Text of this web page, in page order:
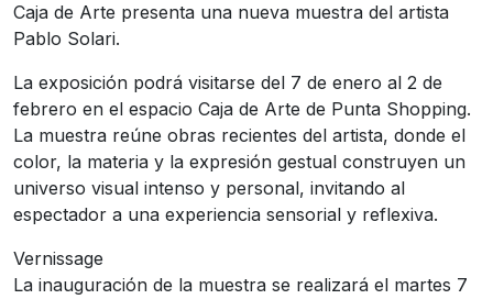
Caja de Arte presenta una nueva muestra del artista
Pablo Solari.
La exposición podrá visitarse del 7 de enero al 2 de
febrero en el espacio Caja de Arte de Punta Shopping.
La muestra reúne obras recientes del artista, donde el
color, la materia y la expresión gestual construyen un
universo visual intenso y personal, invitando al
espectador a una experiencia sensorial y reflexiva.
Vernissage
La inauguración de la muestra se realizará el martes 7